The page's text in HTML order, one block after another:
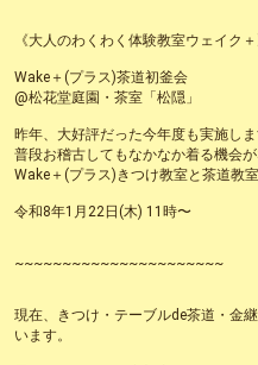
《大人のわくわく体験教室ウェイク＋
Wake＋(プラス)茶道初釜会
@松花堂庭園・茶室「松隠」
昨年、大好評だった今年度も実施しま
普段お稽古してもなかなか着る機会が
Wake＋(プラス)きつけ教室と茶道教
令和8年1月22日(木) 11時〜
~~~~~~~~~~~~~~~~~~~~~~
現在、きつけ・テーブルde茶道・金
います。